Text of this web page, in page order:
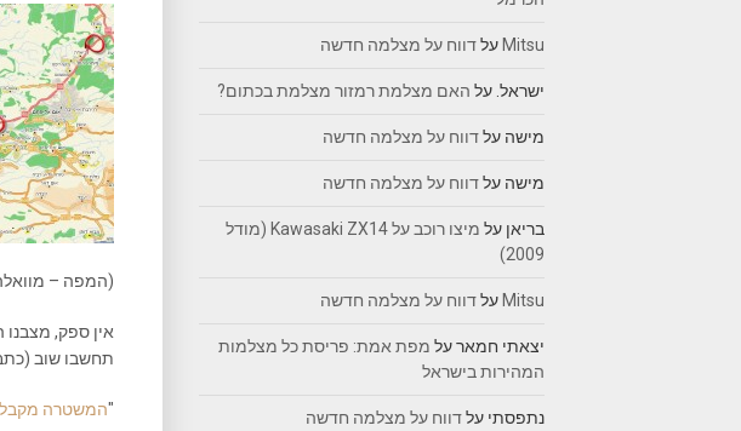
(המפה –
אין ספק,
תחשבו שוב
"המשטרה
Mitsu עלדווח על מצלמה חדשה
ישראל. על האם מצלמת רמזור מצלמת בכתום?
מישה עלדווח על מצלמה חדשה
מישה עלדווח על מצלמה חדשה
בריאן על
מיצו רוכב על Kawasaki ZX14 (מודל
2009)
Mitsu עלדווח על מצלמה חדשה
יצאתי חמארעל מפת אמת: פריסת כל מצלמות
המהירות בישראל
נתפסתי עלדווח על מצלמה חדשה